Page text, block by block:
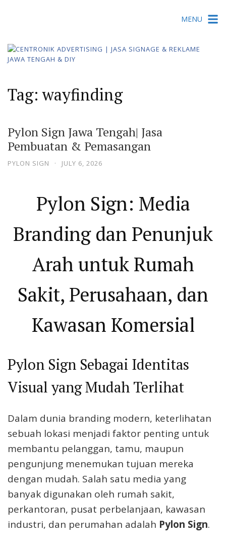
MENU
Tag:wayfinding
Pylon Sign Jawa Tengah| Jasa
Pembuatan & Pemasangan
PYLON SIGN · JULY 6, 2026
Pylon Sign: Media
Branding dan Penunjuk
Arah untuk Rumah
Sakit, Perusahaan, dan
Kawasan Komersial
Pylon Sign Sebagai Identitas
Visual yang Mudah Terlihat
Dalam dunia branding modern, keterlihatan
sebuah lokasi menjadi faktor penting untuk
membantu pelanggan, tamu, maupun
pengunjung menemukan tujuan mereka
dengan mudah. Salah satu media yang
banyak digunakan oleh rumah sakit,
perkantoran, pusat perbelanjaan, kawasan
industri, dan perumahan adalah Pylon Sign.